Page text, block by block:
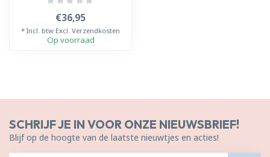
€36,95
* Incl. btw Excl. Verzendkosten
Op voorraad
SCHRIJF JE IN VOOR ONZE NIEUWSBRIEF!
Blijf op de hoogte van de laatste nieuwtjes en acties!